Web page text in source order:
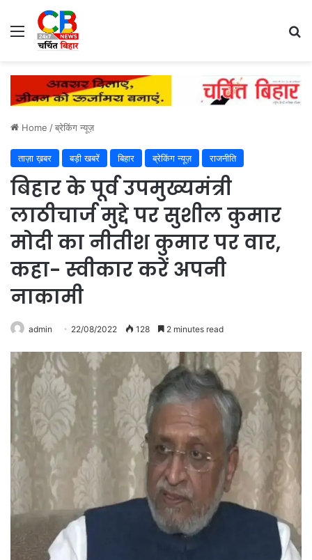
Menu
Home /ब्रेकिंग न्यूज़
ताज़ा ख़बर बड़ी खबरें बिहार ब्रेकिंग न्यूज़ राजनीति
बिहार के पूर्व उपमुख्यमंत्री
लाठीचार्ज मुद्दे पर सुशील कुमार
मोदी का नीतीश कुमार पर वार,
कहा- स्वीकार करें अपनी
नाकामी
admin 22/08/2022 128 2 minutes read